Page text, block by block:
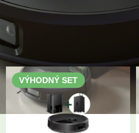
VÝHODNÝ SET